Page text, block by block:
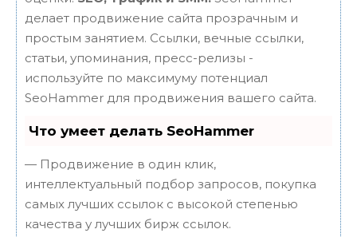
делает продвижение сайта прозрачным и
простым занятием. Ссылки, вечные ссылки,
статьи, упоминания, пресс-релизы -
используйте по максимуму потенциал
SeoHammer для продвижения вашего сайта.
Что умеет делать SeoHammer
— Продвижение в один клик,
интеллектуальный подбор запросов, покупка
самых лучших ссылок с высокой степенью
качества у лучших бирж ссылок.